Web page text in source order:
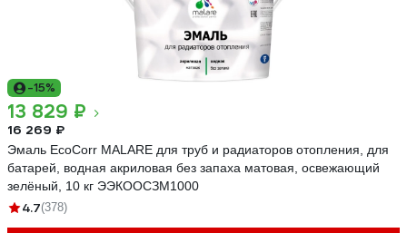
-15%
13 829 ₽
16 269 ₽
Эмаль EcoCorr MALARE для труб и радиаторов отопления, для
батарей, водная акриловая без запаха матовая, освежающий
зелёный, 10 кг ЭЭКООСЗМ1000
4.7(378)